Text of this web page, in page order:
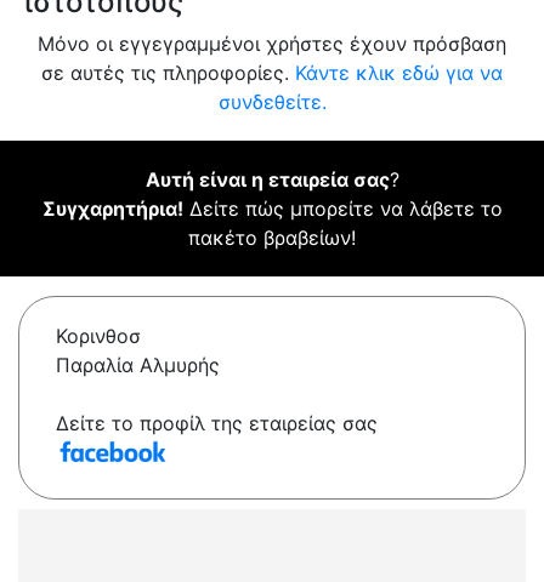
Μόνο οι εγγεγραμμένοι χρήστες έχουν πρόσβαση
σε αυτές τις πληροφορίες. Κάντε κλικ εδώ για να
συνδεθείτε.
Αυτή είναι η εταιρεία σας?
Συγχαρητήρια! Δείτε πώς μπορείτε να λάβετε το
πακέτο βραβείων!
Κορινθοσ
Παραλία Αλμυρής
Δείτε το προφίλ της εταιρείας σας